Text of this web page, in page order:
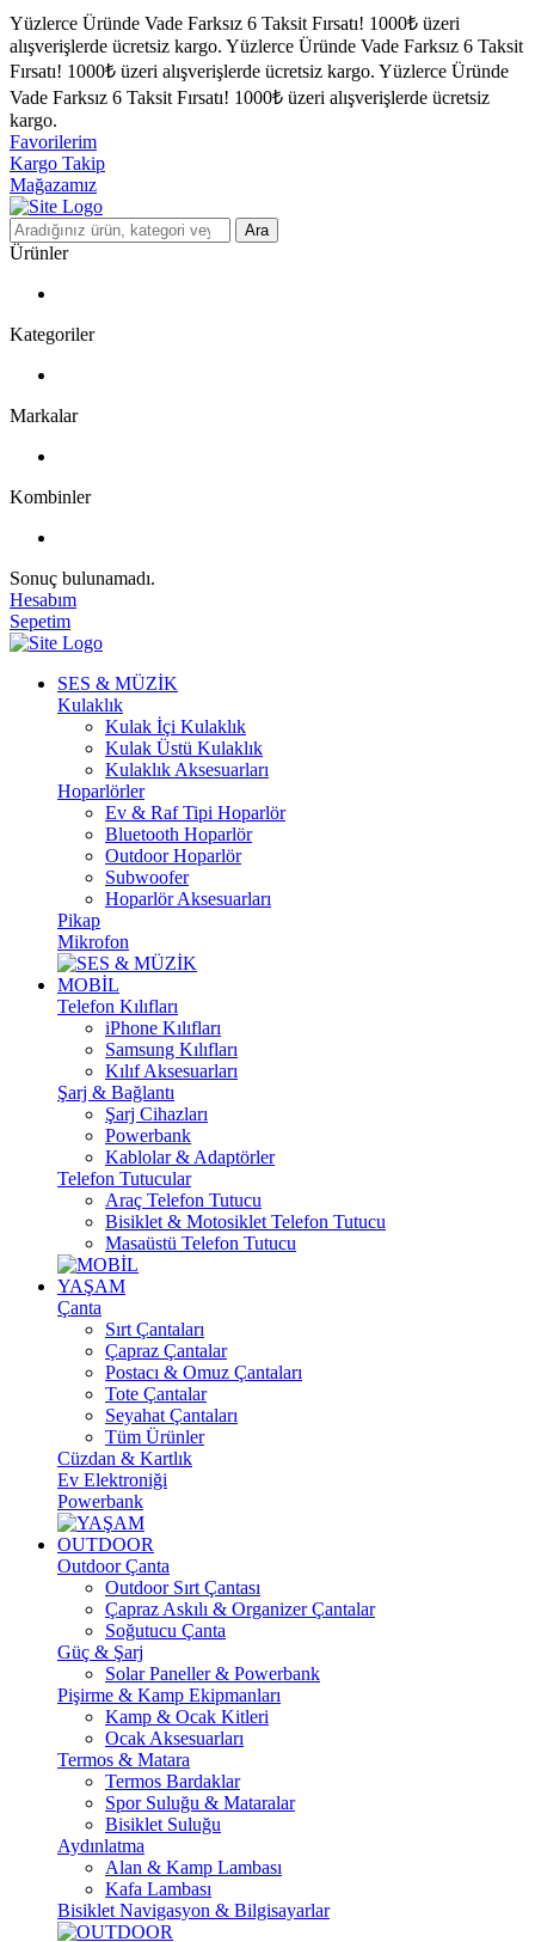
Yüzlerce Üründe Vade Farksız 6 Taksit Fırsatı! 1000₺ üzeri
alışverişlerde ücretsiz kargo. Yüzlerce Üründe Vade Farksız 6 Taksit
Fırsatı! 1000₺ üzeri alışverişlerde ücretsiz kargo. Yüzlerce Üründe
Vade Farksız 6 Taksit Fırsatı! 1000₺ üzeri alışverişlerde ücretsiz
kargo.
Favorilerim
Kargo Takip
Mağazamız
Ara
Ürünler
Kategoriler
Markalar
Kombinler
Sonuç bulunamadı.
Hesabım
Sepetim
SES & MÜZİK
Kulaklık
Kulak İçi Kulaklık
Kulak Üstü Kulaklık
Kulaklık Aksesuarları
Hoparlörler
Ev & Raf Tipi Hoparlör
Bluetooth Hoparlör
Outdoor Hoparlör
Subwoofer
Hoparlör Aksesuarları
Pikap
Mikrofon
MOBİL
Telefon Kılıfları
iPhone Kılıfları
Samsung Kılıfları
Kılıf Aksesuarları
Şarj & Bağlantı
Şarj Cihazları
Powerbank
Kablolar & Adaptörler
Telefon Tutucular
Araç Telefon Tutucu
Bisiklet & Motosiklet Telefon Tutucu
Masaüstü Telefon Tutucu
YAŞAM
Çanta
Sırt Çantaları
Çapraz Çantalar
Postacı & Omuz Çantaları
Tote Çantalar
Seyahat Çantaları
Tüm Ürünler
Cüzdan & Kartlık
Ev Elektroniği
Powerbank
OUTDOOR
Outdoor Çanta
Outdoor Sırt Çantası
Çapraz Askılı & Organizer Çantalar
Soğutucu Çanta
Güç & Şarj
Solar Paneller & Powerbank
Pişirme & Kamp Ekipmanları
Kamp & Ocak Kitleri
Ocak Aksesuarları
Termos & Matara
Termos Bardaklar
Spor Suluğu & Mataralar
Bisiklet Suluğu
Aydınlatma
Alan & Kamp Lambası
Kafa Lambası
Bisiklet Navigasyon & Bilgisayarlar